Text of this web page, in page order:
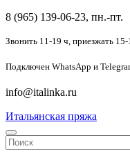
8 (965) 139-06-23, пн.-пт.
Звонить 11-19 ч, приезжать 15-
Подключен WhatsApp и
info@italinka.ru
Итальянская пряжа